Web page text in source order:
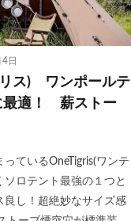
日
ス) ワンポールテ
最適！ 薪ストー
ているOneTigris(ワンテ
ソロテント最強の１つと
良し！超絶妙なサイズ感